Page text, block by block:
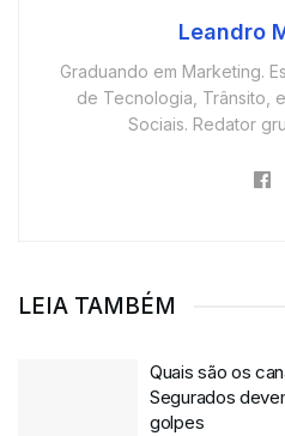
Leandro
Graduando em Marketing.
de Tecnologia, Trânsito,
Sociais. Redator
LEIA TAMBÉM
Quais são os
Segurados
golpes